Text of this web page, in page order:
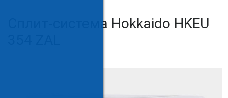
Сплит-система Hokkaido HKEU